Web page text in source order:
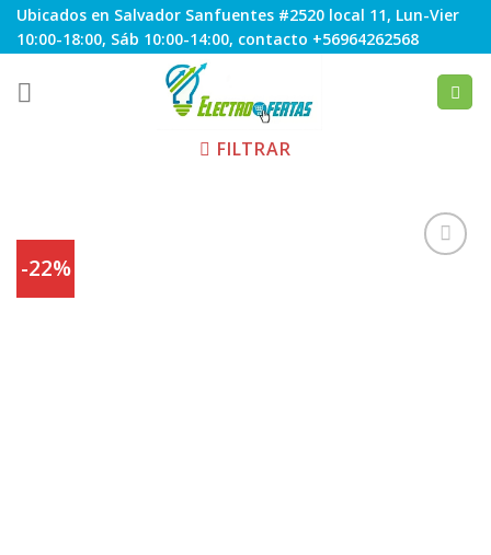
Skip
to
Ubicados en Salvador Sanfuentes #2520 local 11, Lun-Vier
10:00-18:00, Sáb 10:00-14:00, contacto +56964262568
FILTRAR
-22%